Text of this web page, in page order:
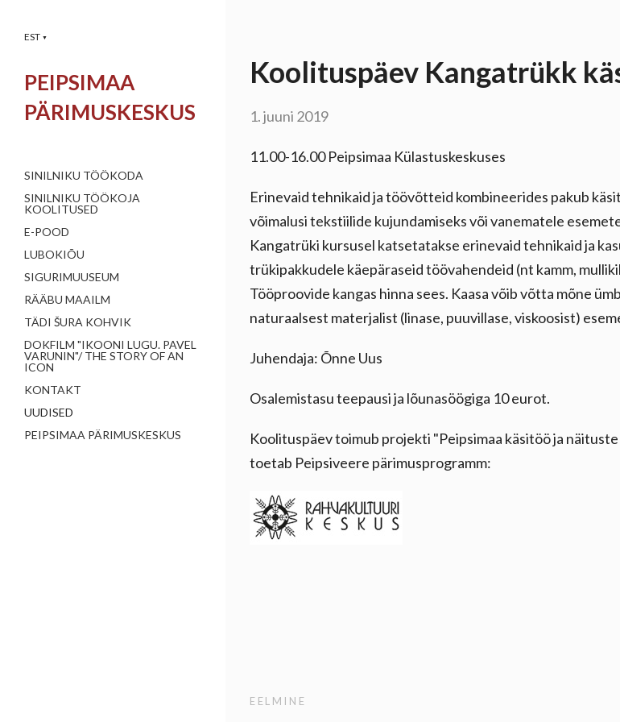
EST ▼
PEIPSIMAA
PÄRIMUSKESKUS
SINILNIKU TÖÖKODA
SINILNIKU TÖÖKOJA
KOOLITUSED
E-POOD
LUBOKIÕU
SIGURIMUUSEUM
RÄÄBU MAAILM
TÄDI ŠURA KOHVIK
DOKFILM "IKOONI LUGU. PAVEL
VARUNIN"/ THE STORY OF AN
ICON
KONTAKT
UUDISED
PEIPSIMAA PÄRIMUSKESKUS
Koolituspäev Kangatrükk
1. juuni 2019
11.00-16.00 Peipsimaa Külastuskeskuses
Erinevaid tehnikaid ja töövõtteid kombineerides pakub
võimalusi tekstiilide kujundamiseks või vanematele
Kangatrüki kursusel katsetatakse erinevaid tehnikaid ja
trükipakkudele käepäraseid töövahendeid (nt kamm,
Tööproovide kangas hinna sees. Kaasa võib võtta mõne
naturaalsest materjalist (linase, puuvillase, viskoosist)
Juhendaja: Õnne Uus
Osalemistasu teepausi ja lõunasöögiga 10 eurot.
Koolituspäev toimub projekti "Peipsimaa käsitöö ja näituste
toetab Peipsiveere pärimusprogramm:
EELMINE